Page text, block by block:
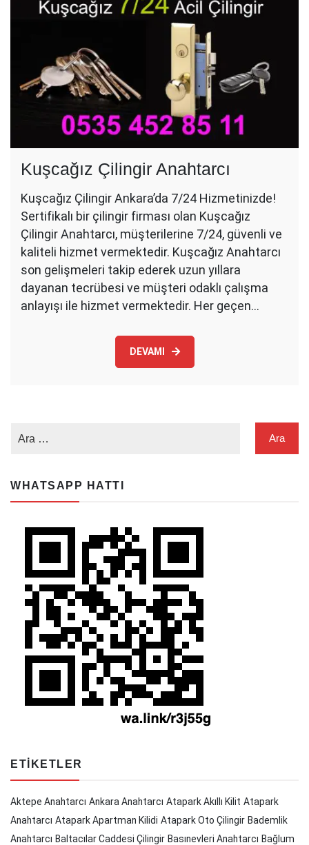
Kuşcağız Çilingir Anahtarcı
Kuşcağız Çilingir Ankara’da 7/24 Hizmetinizde!
Sertifikalı bir çilingir firması olan Kuşcağız
Çilingir Anahtarcı, müşterilerine 7/24, güvenli ve
kaliteli hizmet vermektedir. Kuşcağız Anahtarcı
son gelişmeleri takip ederek uzun yıllara
dayanan tecrübesi ve müşteri odaklı çalışma
anlayışı ile hizmet vermektedir. Her geçen…
DEVAMI
WHATSAPP HATTI
ETIKETLER
Aktepe Anahtarcı Ankara Anahtarcı Atapark Akıllı Kilit Atapark
Anahtarcı Atapark Apartman Kilidi Atapark Oto Çilingir Bademlik
Anahtarcı Baltacılar Caddesi Çilingir Basınevleri Anahtarcı Bağlum